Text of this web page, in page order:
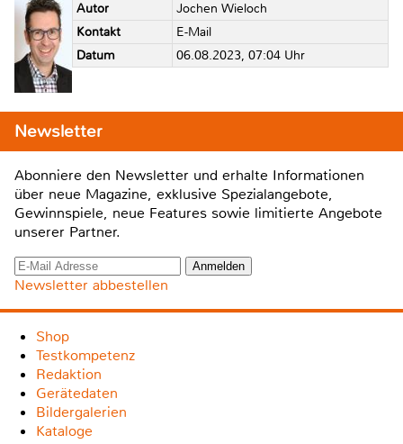
Autor
Jochen Wieloch
Kontakt
E-Mail
Datum
06.08.2023, 07:04 Uhr
Newsletter
Abonniere den Newsletter und erhalte Informationen
über neue Magazine, exklusive Spezialangebote,
Gewinnspiele, neue Features sowie limitierte Angebote
unserer Partner.
Newsletter abbestellen
Shop
Testkompetenz
Redaktion
Gerätedaten
Bildergalerien
Kataloge